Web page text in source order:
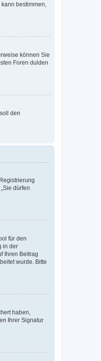
bestimmen,
können Sie
Foren dulden
den
dürfen
für den
in der
Ihren Beitrag
wurde. Bitte
haben,
Ihrer Signatur